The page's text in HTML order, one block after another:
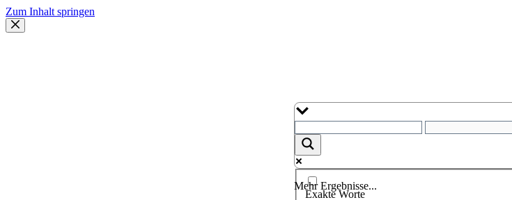
Zum Inhalt springen
Mehr Ergebnisse...
Exakte Worte